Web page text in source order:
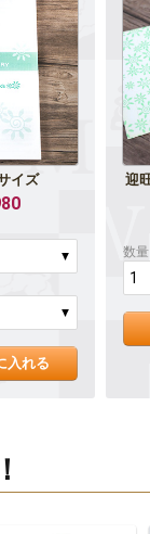
イズ
入れる
迎
数量